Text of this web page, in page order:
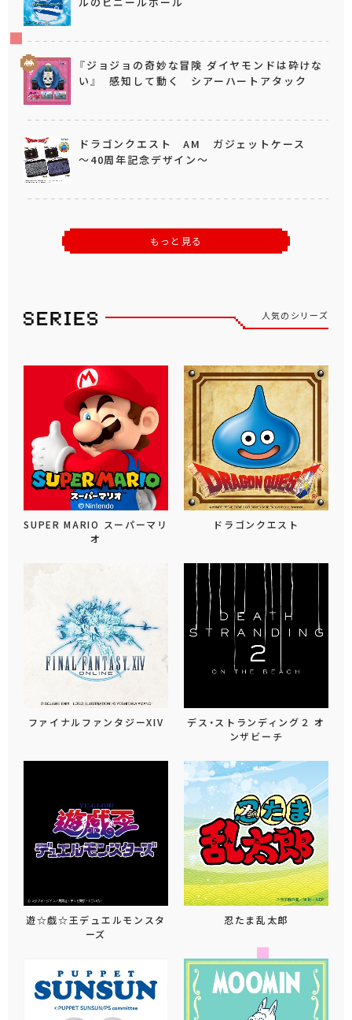
『ジョジョの奇妙な冒険 ダイヤモンドは砕けな
い』 感知して動く シアーハートアタック
ドラゴンクエスト AM ガジェットケース
～40周年記念デザイン～
もっと見る
人気のシリーズ
SUPER MARIO スーパーマリ
オ
ドラゴンクエスト
ファイナルファンタジーXIV
デス・ストランディング２ オ
ンザビーチ
遊☆戯☆王デュエルモンスタ
ーズ
忍たま乱太郎